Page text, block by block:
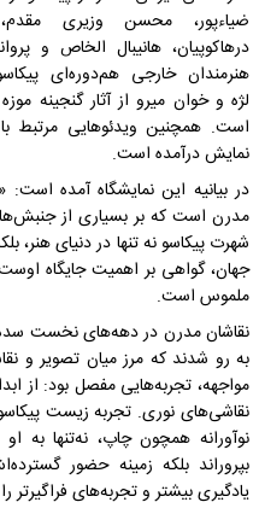
ضیاءپور، محسن وزیری
درهاکوپیان، هانیبال الخاص و
هنرمندان خارجی هم‌دوره‌ای
لژه و خوان میرو از آثار گنجینه
است. همچنین ویدئوهایی مرتبط
نمایش‌ درآمده است.
مدرن است که بر بسیاری از
شهرت پیکاسو نه تنها در دنیای هنر،
جهان، گواهی بر اهمیت جایگاه
ملموس است.
نقاشان مدرن در دهه‌های نخست
به رو شدند که مرز میان تصویر و
مواجهه، تجربه‌هایی مفصل بود: از
نقاشی‌های نوری. تجربه زیست
نوآورانه همچون چاپ، نه‌تنها
بپروراند بلکه زمینه حضور
یادگیری بیشتر و تجربه‌های فراگیرتر